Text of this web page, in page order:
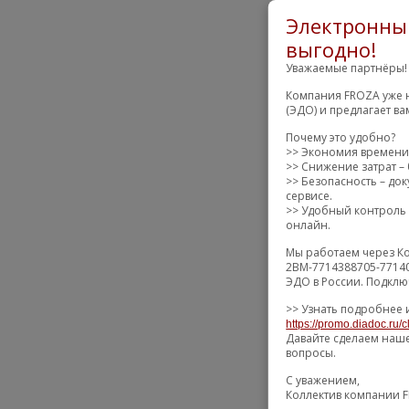
выгодно!
Уважаемые партнёры!
Компания FROZA уже
(ЭДО) и предлагает
Почему это удобно?
>> Экономия
>> Снижение затрат
>> Безопасность –
сервисе.
>> Удобный контроль
онлайн.
Мы работаем через
2BM-7714388705-
ЭДО в России.
>> Узнать подробнее
https://promo.diadoc.ru/
Давайте сделаем
вопросы.
С уважением,
Коллектив компании